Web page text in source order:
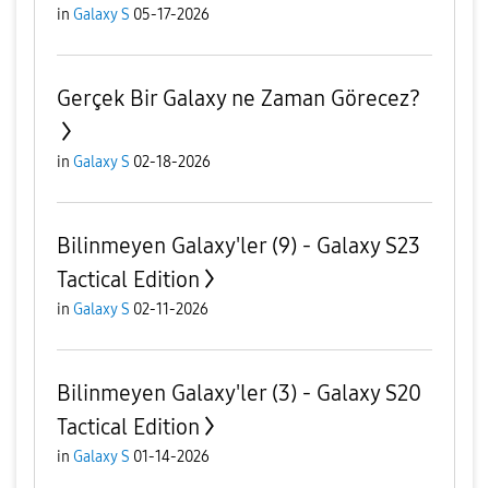
in Galaxy S 05-17-2026
Gerçek Bir Galaxy ne Zaman Görecez?
in Galaxy S 02-18-2026
Bilinmeyen Galaxy'ler (9) - Galaxy S23
Tactical Edition
in Galaxy S 02-11-2026
Bilinmeyen Galaxy'ler (3) - Galaxy S20
Tactical Edition
in Galaxy S 01-14-2026